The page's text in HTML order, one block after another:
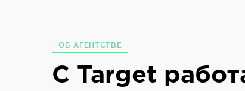
ОБ АГЕНТСТВЕ
С Target